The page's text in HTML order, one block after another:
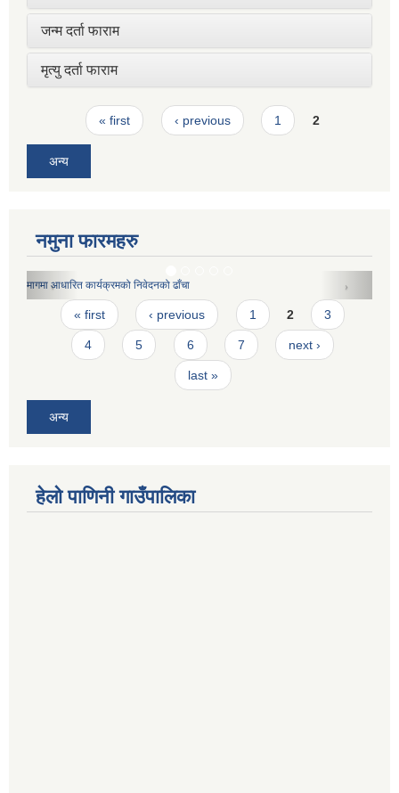
जन्म दर्ता फाराम
मृत्यु दर्ता फाराम
Pages« first ‹ previous 1 2
अन्य
नमुना फारमहरु
प्रवेश पत्र
Pages
« first ‹ previous 1 2 3
4 5 6 7 next ›
last »
अन्य
हेलो पाणिनी गाउँपालिका